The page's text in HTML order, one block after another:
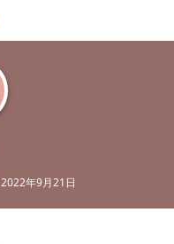
2022年9月21日